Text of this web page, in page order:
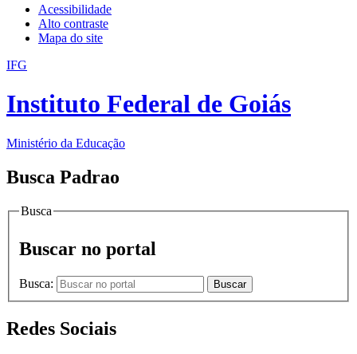
Acessibilidade
Alto contraste
Mapa do site
IFG
Instituto Federal de Goiás
Ministério da Educação
Busca Padrao
Busca
Buscar no portal
Busca: Buscar
Redes Sociais